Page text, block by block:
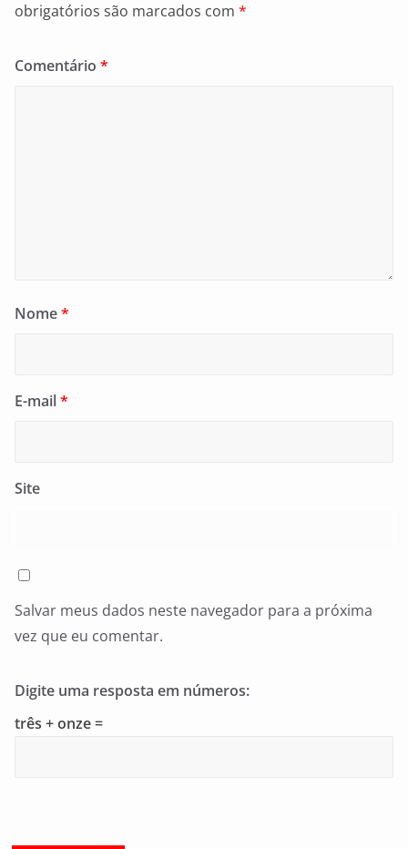
obrigatórios são marcados com *
Comentário *
Nome*
E-mail*
Site
Salvar meus dados neste navegador para a próxima
vez que eu comentar.
Digite uma resposta em números:
três + onze =